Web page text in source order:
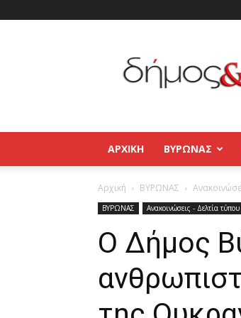
και
–
ΑΡΧΙΚΉ ΒΥΡΩΝΑΣ
Αρχική ΒΥΡΩΝΑΣ
ΒΥΡΩΝΑΣ Ανακοινώσεις - Δελτία τύπου
Ο Δήμος